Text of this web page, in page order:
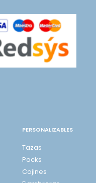
PERSONALIZABLES
Tazas
Packs
Cojines